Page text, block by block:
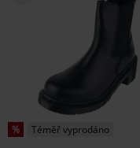
% Téměř vyprodáno